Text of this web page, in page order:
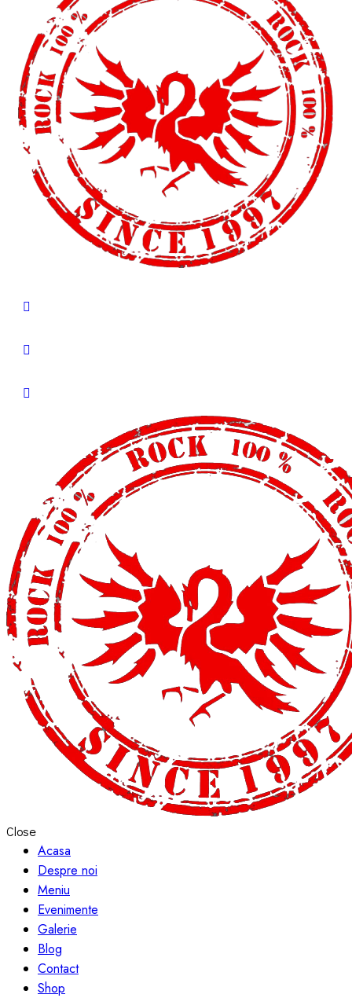
Close
Acasa
Despre noi
Meniu
Evenimente
Galerie
Blog
Contact
Shop